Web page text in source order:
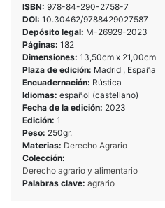
ISBN: 978-84-290-2758-7
DOI: 10.30462/9788429027587
Depósito legal: M-26929-2023
Páginas: 182
Dimensiones: 13,50cm x 21,00cm
Plaza de edición: Madrid , España
Encuadernación: Rústica
Idiomas: español (castellano)
Fecha de la edición: 2023
Edición: 1
Peso: 250gr.
Materias: Derecho Agrario
Colección:
Derecho agrario y alimentario
Palabras clave: agrario